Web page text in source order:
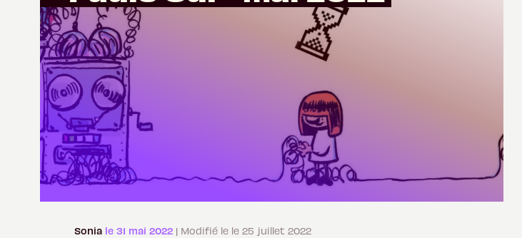
Sonia le 31 mai 2022 | Modifié le le 25 juillet 2022